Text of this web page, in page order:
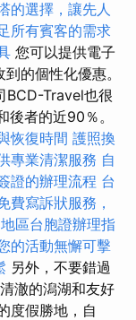
的選擇，讓先人
所有賓客的需求
您可以提供電子
的個性化優惠。
BCD-Travel也很
者的近90％。
恢復時間 護照換
專業清潔服務 自
證的辦理流程 台
費寫訴狀服務，
區台胞證辦理指
的活動無懈可擊
另外，不要錯過
澈的潟湖和友好
度假勝地，自